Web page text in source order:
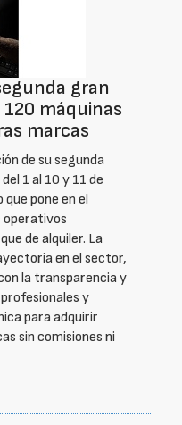
gran
máquinas
marcas
de su segunda
1 al 10 y 11 de
pone en el
operativos
de alquiler. La
en el sector,
la transparencia y
y
para adquirir
sin comisiones ni